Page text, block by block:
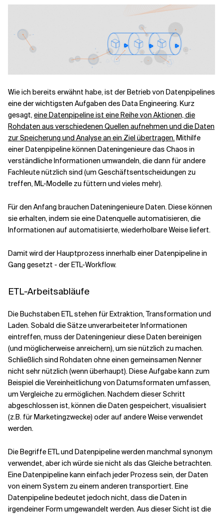
Wie ich bereits erwähnt habe, ist der Betrieb von Datenpipelines
eine der wichtigsten Aufgaben des Data Engineering. Kurz
gesagt, eine Datenpipeline ist eine Reihe von Aktionen, die
Rohdaten aus verschiedenen Quellen aufnehmen und die Daten
zur Speicherung und Analyse an ein Ziel übertragen. Mithilfe
einer Datenpipeline können Dateningenieure das Chaos in
verständliche Informationen umwandeln, die dann für andere
Fachleute nützlich sind (um Geschäftsentscheidungen zu
treffen, ML-Modelle zu füttern und vieles mehr).
Für den Anfang brauchen Dateningenieure Daten. Diese können
sie erhalten, indem sie eine Datenquelle automatisieren, die
Informationen auf automatisierte, wiederholbare Weise liefert.
Damit wird der Hauptprozess innerhalb einer Datenpipeline in
Gang gesetzt - der ETL-Workflow.
ETL-Arbeitsabläufe
Die Buchstaben ETL stehen für Extraktion, Transformation und
Laden. Sobald die Sätze unverarbeiteter Informationen
eintreffen, muss der Dateningenieur diese Daten bereinigen
(und möglicherweise anreichern), um sie nützlich zu machen.
Schließlich sind Rohdaten ohne einen gemeinsamen Nenner
nicht sehr nützlich (wenn überhaupt). Diese Aufgabe kann zum
Beispiel die Vereinheitlichung von Datumsformaten umfassen,
um Vergleiche zu ermöglichen. Nachdem dieser Schritt
abgeschlossen ist, können die Daten gespeichert, visualisiert
(z.B. für Marketingzwecke) oder auf andere Weise verwendet
werden.
Die Begriffe ETL und Datenpipeline werden manchmal synonym
verwendet, aber ich würde sie nicht als das Gleiche betrachten.
Eine Datenpipeline kann einfach jeder Prozess sein, der Daten
von einem System zu einem anderen transportiert. Eine
Datenpipeline bedeutet jedoch nicht, dass die Daten in
irgendeiner Form umgewandelt werden. Aus dieser Sicht ist die